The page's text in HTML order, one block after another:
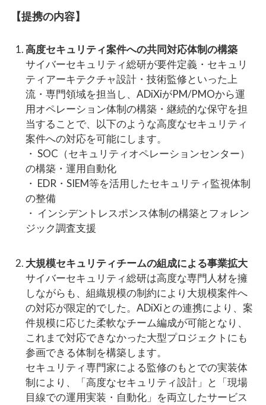
【提携の内容】
高度セキュリティ案件への共同対応体制の構築
サイバーセキュリティ総研が要件定義・セキュリ
ティアーキテクチャ設計・技術監修といった上
流・専門領域を担当し、ADiXiがPM/PMOから運
用オペレーション体制の構築・継続的な保守を担
当することで、以下のような高度なセキュリティ
案件への対応を可能にします。
・ SOC（セキュリティオペレーションセンター）
の構築・運用自動化
・ EDR・SIEM等を活用したセキュリティ監視体制
の整備
・ インシデントレスポンス体制の構築とフォレン
ジック調査支援
大規模セキュリティチームの組成による事業拡大
サイバーセキュリティ総研は高度な専門人材を擁
しながらも、組織規模の制約により大規模案件へ
の対応が限定的でした。ADiXiとの連携により、案
件規模に応じた柔軟なチーム編成が可能となり、
これまで対応できなかった大型プロジェクトにも
参画できる体制を構築します。
セキュリティ専門家による監修のもとでの実装体
制により、「高度なセキュリティ設計」と「現場
目線での運用実装・自動化」を両立したサービス